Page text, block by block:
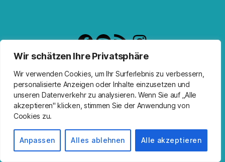
Wir schätzen Ihre Privatsphäre
Wir verwenden Cookies, um Ihr Surferlebnis zu verbessern,
personalisierte Anzeigen oder Inhalte einzusetzen und
unseren Datenverkehr zu analysieren. Wenn Sie auf „Alle
akzeptieren" klicken, stimmen Sie der Anwendung von
Cookies zu.
Anpassen Alles ablehnen Alle akzeptieren
Facebook
Spotify
RSS-Feed
Instagram
© 2026Kirche Wandlitz
Nach oben